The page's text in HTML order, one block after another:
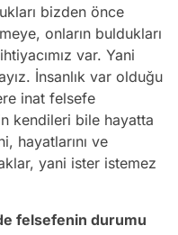
bizden önce
onların buldukları
var. Yani
İnsanlık var olduğu
inat felsefe
kendileri bile hayatta
hayatlarını ve
yani ister istemez
felsefenin durumu